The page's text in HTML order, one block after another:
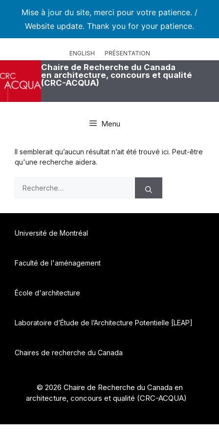
Mise à jour du site, merci pour votre patience. /
Website update. Thank you for your patience.
ENGLISH PRÉSENTATION
Chaire de Recherche du Canada
en architecture, concours et qualité
(CRC-ACQUA)
Menu
Il semblerait qu’aucun résultat n’ait été trouvé ici. Peut-être
qu'une recherche aidera.
Université de Montréal
Faculté de l'aménagement
École d'architecture
Laboratoire d’Étude de l’Architecture Potentielle [LEAP]
Chaires de recherche du Canada
© 2026 Chaire de Recherche du Canada en
architecture, concours et qualité (CRC-ACQUA)